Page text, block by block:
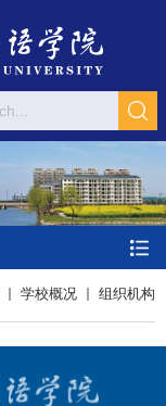
学校概况 组织机构